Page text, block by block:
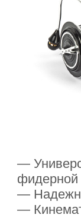
—
фидерной
—
—